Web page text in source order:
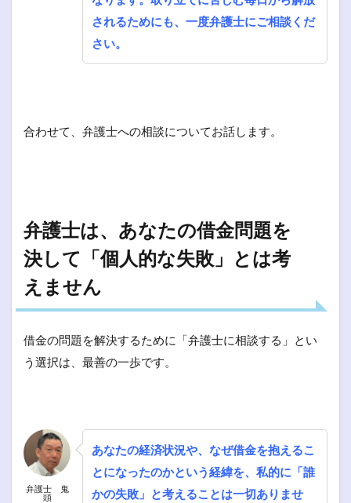
されるためにも、一度弁護士にご相談くだ
さい。
合わせて、弁護士への相談についてお話します。
弁護士は、あなたの借金問題を
決して「個人的な失敗」とは考
えません
借金の問題を解決するために「弁護士に相談する」とい
う選択は、最善の一歩です。
弁護士 鬼
頭
あなたの経済状況や、なぜ借金を抱えるこ
とになったのかという経緯を、私的に「誰
かの失敗」と考えることは一切ありませ